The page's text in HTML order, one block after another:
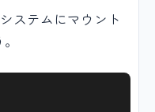
ステムにマウント